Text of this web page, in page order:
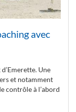
avec
Une
et notamment
contrôle à l’abord